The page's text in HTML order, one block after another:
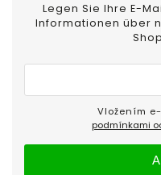
Legen Sie Ihre E-
Informationen über
podmínkami